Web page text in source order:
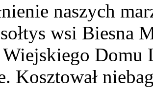
naszych
wsi Biesna
Domu
Kosztował